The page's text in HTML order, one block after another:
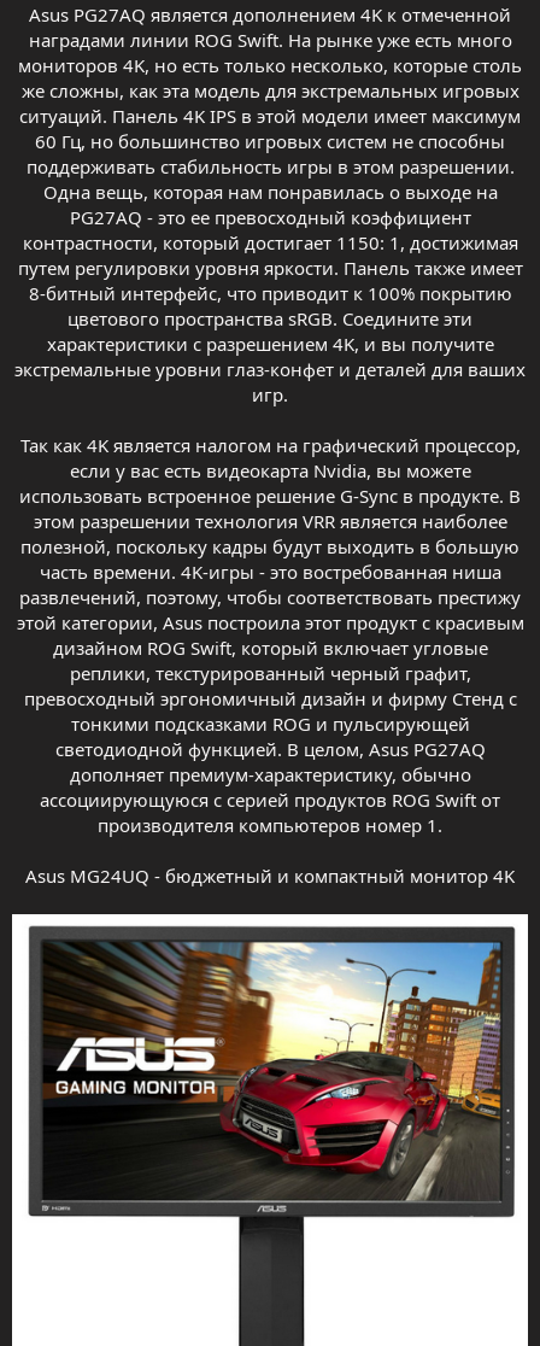
Asus PG27AQ является дополнением 4K к отмеченной
наградами линии ROG Swift. На рынке уже есть много
мониторов 4K, но есть только несколько, которые столь
же сложны, как эта модель для экстремальных игровых
ситуаций. Панель 4K IPS в этой модели имеет максимум
60 Гц, но большинство игровых систем не способны
поддерживать стабильность игры в этом разрешении.
Одна вещь, которая нам понравилась о выходе на
PG27AQ - это ее превосходный коэффициент
контрастности, который достигает 1150: 1, достижимая
путем регулировки уровня яркости. Панель также имеет
8-битный интерфейс, что приводит к 100% покрытию
цветового пространства sRGB. Соедините эти
характеристики с разрешением 4K, и вы получите
экстремальные уровни глаз-конфет и деталей для ваших
игр.
Так как 4K является налогом на графический процессор,
если у вас есть видеокарта Nvidia, вы можете
использовать встроенное решение G-Sync в продукте. В
этом разрешении технология VRR является наиболее
полезной, поскольку кадры будут выходить в большую
часть времени. 4K-игры - это востребованная ниша
развлечений, поэтому, чтобы соответствовать престижу
этой категории, Asus построила этот продукт с красивым
дизайном ROG Swift, который включает угловые
реплики, текстурированный черный графит,
превосходный эргономичный дизайн и фирму Стенд с
тонкими подсказками ROG и пульсирующей
светодиодной функцией. В целом, Asus PG27AQ
дополняет премиум-характеристику, обычно
ассоциирующуюся с серией продуктов ROG Swift от
производителя компьютеров номер 1.
Asus MG24UQ - бюджетный и компактный монитор 4K